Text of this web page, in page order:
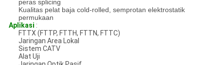
peras splicing
Kualitas pelat baja cold-rolled, semprotan elektrostatik
permukaan
Aplikasi :
FTTX (FTTP, FTTH, FTTN, FTTC)
Jaringan Area Lokal
Sistem CATV
Alat Uji